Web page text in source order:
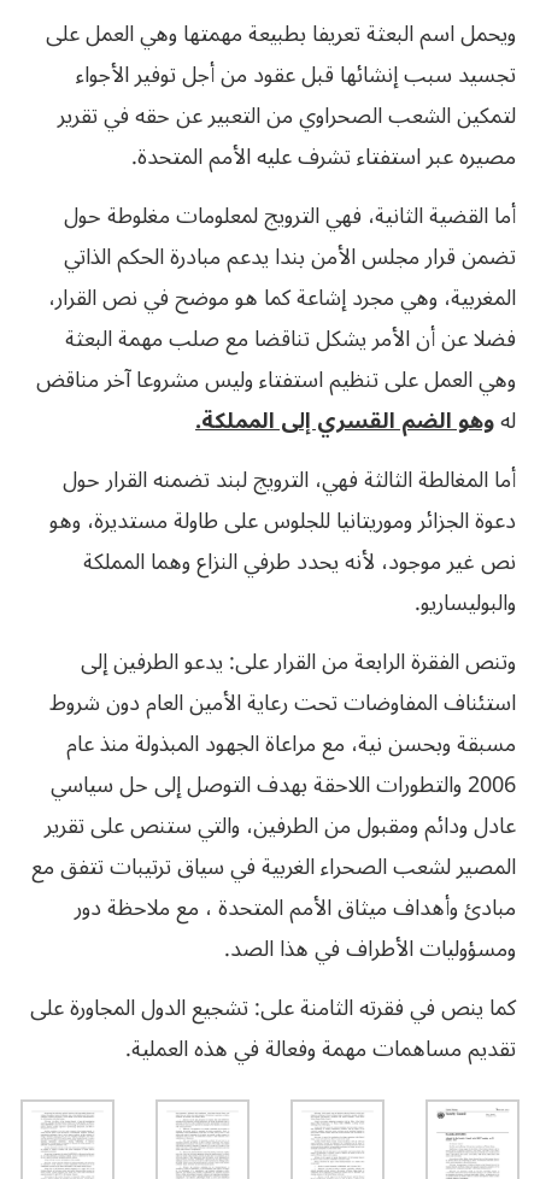
ويحمل اسم البعثة تعريفا بطبيعة مهمتها وهي العمل على
تجسيد سبب إنشائها قبل عقود من أجل توفير الأجواء
لتمكين الشعب الصحراوي من التعبير عن حقه في تقرير
مصيره عبر استفتاء تشرف عليه الأمم المتحدة.
أما القضية الثانية، فهي الترويج لمعلومات مغلوطة حول
تضمن قرار مجلس الأمن بندا يدعم مبادرة الحكم الذاتي
المغربية، وهي مجرد إشاعة كما هو موضح في نص القرار،
فضلا عن أن الأمر يشكل تناقضا مع صلب مهمة البعثة
وهي العمل على تنظيم استفتاء وليس مشروعا آخر مناقض
لهوهو الضم القسري إلى المملكة.
أما المغالطة الثالثة فهي، الترويج لبند تضمنه القرار حول
دعوة الجزائر وموريتانيا للجلوس على طاولة مستديرة، وهو
نص غير موجود، لأنه يحدد طرفي النزاع وهما المملكة
والبوليساريو.
وتنص الفقرة الرابعة من القرار على: يدعو الطرفين إلى
استئناف المفاوضات تحت رعاية الأمين العام دون شروط
مسبقة وبحسن نية، مع مراعاة الجهود المبذولة منذ عام
2006 والتطورات اللاحقة بهدف التوصل إلى حل سياسي
عادل ودائم ومقبول من الطرفين، والتي ستنص على تقرير
المصير لشعب الصحراء الغربية في سياق ترتيبات تتفق مع
مبادئ وأهداف ميثاق الأمم المتحدة ، مع ملاحظة دور
ومسؤوليات الأطراف في هذا الصد.
كما ينص في فقرته الثامنة على: تشجيع الدول المجاورة على
تقديم مساهمات مهمة وفعالة في هذه العملية.